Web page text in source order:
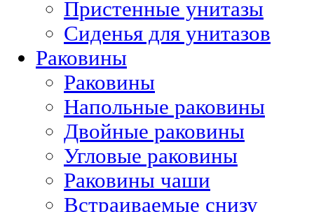
Пристенные унитазы
Сиденья для унитазов
Раковины
Раковины
Напольные раковины
Двойные раковины
Угловые раковины
Раковины чаши
Встраиваемые снизу